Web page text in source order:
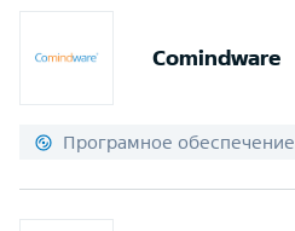
Comindware
Програмное обеспечение